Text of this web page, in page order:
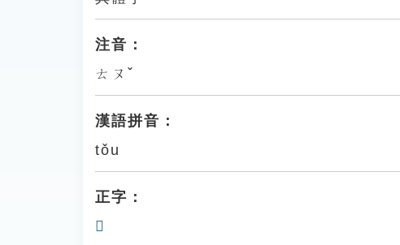
注音：
ㄊㄡˇ
漢語拼音：
tǒu
正字：
𩿢